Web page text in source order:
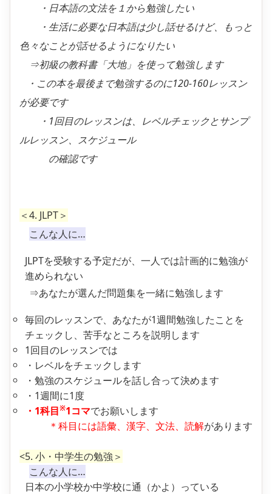
・日本語の文法を１から勉強したい
・生活に必要な日本語は少し話せるけど、もっと
色々なことが話せるようになりたい
⇒初級の教科書「大地」を使って勉強します
・この本を最後まで勉強するのに120-160レッスン
が必要です
・1回目のレッスンは、レベルチェックとサンプ
ルレッスン、スケジュール
の確認です
＜4. JLPT＞
こんな人に…
JLPTを受験する予定だが、一人では計画的に勉強が
進められない
⇒あなたが選んだ問題集を一緒に勉強します
毎回のレッスンで、あなたが1週間勉強したことを
チェックし、苦手なところを説明します
1回目のレッスンでは
・レベルをチェックします
・勉強のスケジュールを話し合って決めます
・1週間に1度
・1科目※1コマでお願いします
＊科目には語彙、漢字、文法、読解があります
<5. 小・中学生の勉強＞
こんな人に…
日本の小学校か中学校に通（かよ）っている